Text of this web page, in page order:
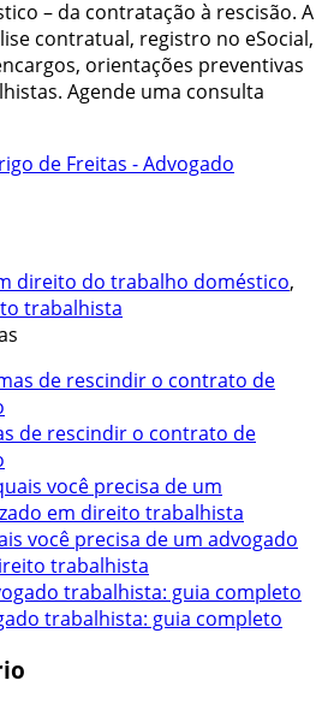
– da contratação à rescisão. A
contratual, registro no eSocial,
orientações preventivas
Agende uma consulta
direito do trabalho doméstico,
trabalhista
de rescindir o contrato de
você precisa de um advogado
trabalhista
trabalhista: guia completo